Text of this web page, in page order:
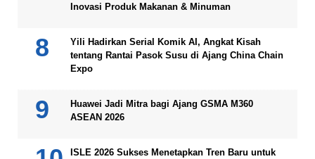
Inovasi Produk Makanan & Minuman
Yili Hadirkan Serial Komik AI, Angkat Kisah
tentang Rantai Pasok Susu di Ajang China Chain
Expo
Huawei Jadi Mitra bagi Ajang GSMA M360
ASEAN 2026
ISLE 2026 Sukses Menetapkan Tren Baru untuk